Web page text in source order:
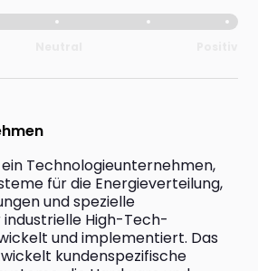
ein Technologieunternehmen,
für die Energieverteilung,
und spezielle
industrielle High-Tech-
und implementiert. Das
kundenspezifische